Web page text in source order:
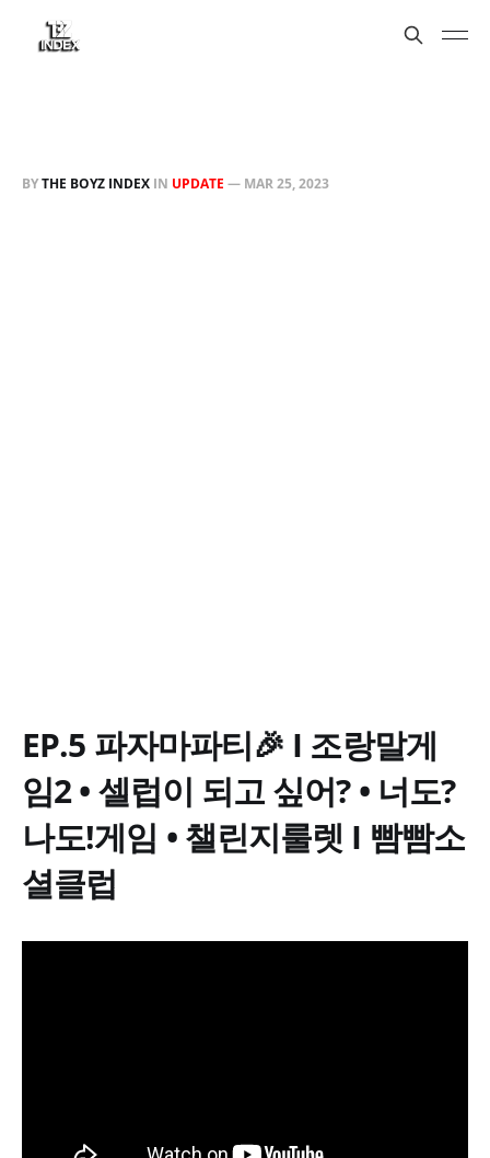
BYTHE BOYZ INDEX IN UPDATE — MAR 25, 2023
EP.5 파자마파티🎉 I 조랑말게
임2 • 셀럽이 되고 싶어? • 너도?
나도!게임 • 챌린지룰렛 I 빰빰소
셜클럽